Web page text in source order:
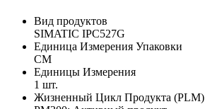
Вид продуктов
SIMATIC IPC527G
Единица Измерения Упаковки
CM
Единицы Измерения
1 шт.
Жизненный Цикл Продукта (PLM)